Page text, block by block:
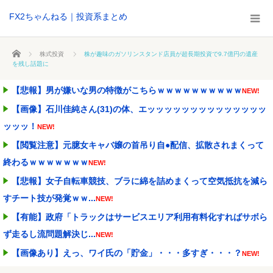
FX2ちゃんねる｜投資系まとめ
ホーム 株式投資
株が趣味のガソリンスタンド店員が超長期投資で9.7億円の遺産
を残し話題に
【悲報】男が嫌いな男の特徴がこちらｗｗｗｗｗｗｗｗｗｗNEW!
【画像】石川佳純さん(31)の体、エッッッッッッッッッッッッッッ
ッッッ！ NEW!
【閲覧注意】元臆女キャバ嬢の首吊り自●配信、拡散されまくって
終わるｗｗｗｗｗｗｗNEW!
【悲報】女子自転車競技、ブラに綿を詰めまくって空気抵抗を減ら
すチート技が発覚ｗｗ...NEW!
【有能】政府「トラックはサービスエリア利用有料化すればサボら
ず走るし流問題解決じ...NEW!
【画像あり】えっ、ワイ氏の「貯金」・・・多すぎ・・・？ NEW!